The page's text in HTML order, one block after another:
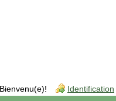
Bienvenu(e)! Identification